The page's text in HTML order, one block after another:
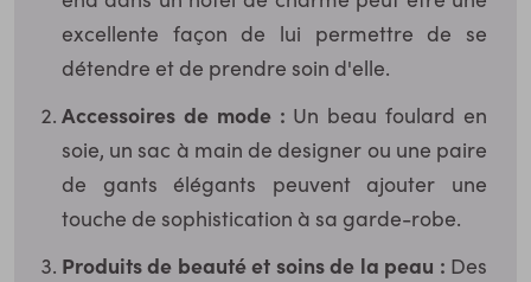
excellente façon de lui permettre de se
détendre et de prendre soin d'elle.
Accessoires de mode : Un beau foulard en
soie, un sac à main de designer ou une paire
de gants élégants peuvent ajouter une
touche de sophistication à sa garde-robe.
Produits de beauté et soins de la peau : Des